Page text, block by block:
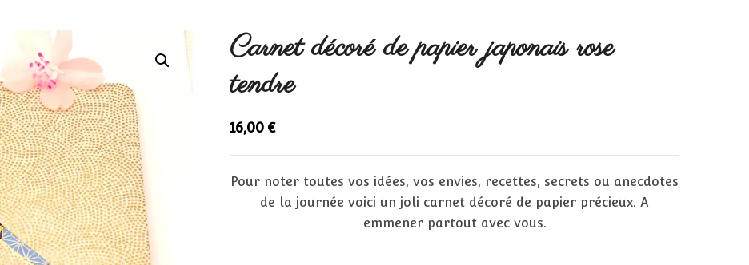
Carnet décoré de papier japonais rose
tendre
16,00€
Pour noter toutes vos idées, vos envies, recettes, secrets ou anecdotes
de la journée voici un joli carnet décoré de papier précieux. A
emmener partout avec vous.